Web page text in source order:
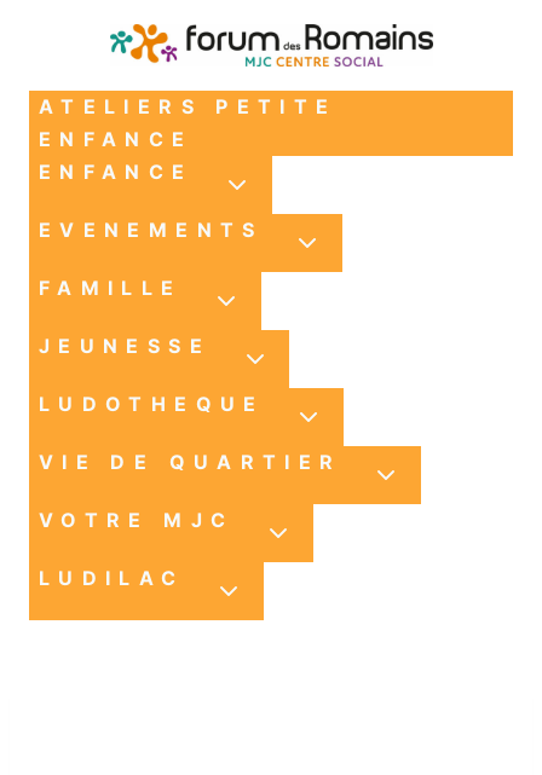
ATELIERS PETITE
ENFANCE
ENFANCE
EVENEMENTS
FAMILLE
JEUNESSE
LUDOTHEQUE
VIE DE QUARTIER
VOTRE MJC
LUDILAC